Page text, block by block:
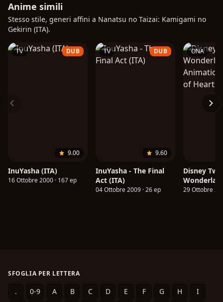
Anime simili
Stesso stile, generi affini a Nanatsu no Taizai: Kamigami no
Gekirin (ITA).
TV DUB
9.00
InuYasha (ITA)
16 Ottobre 2000 · 167 ep
TV DUB
9.60
InuYasha - The Final
Act (ITA)
04 Ottobre 2009 · 26 ep
ONA
Disney
Animation:
29 Ottobre
SFOGLIA PER LETTERA
. 0-9 A B C D E F G H
I